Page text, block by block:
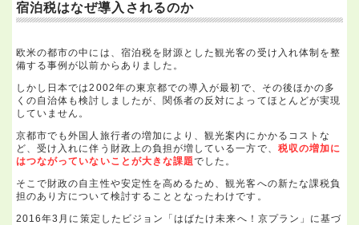
宿泊税はなぜ導入されるのか
欧米の都市の中には、宿泊税を財源とした観光客の受け入れ体制を整
備する事例が以前からありました。
しかし日本では2002年の東京都での導入が最初で、その後ほかの多
くの自治体も検討しましたが、関係者の反対によってほとんどが実現
していません。
京都市でも外国人旅行者の増加により、観光案内にかかるコストな
ど、受け入れに伴う財政上の負担が増している一方で、 税収の増加に
はつながっていないことが大きな課題でした。
そこで財政の自主性や安定性を高めるため、観光客への新たな課税負
担のあり方について検討することとなったわけです。
2016年3月に策定したビジョン「はばたけ未来へ！京プラン」に基づ